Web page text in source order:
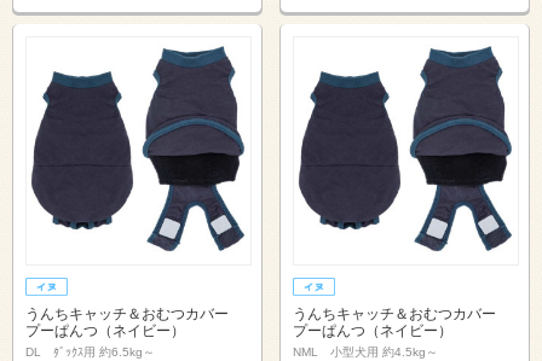
うんちキャッチ＆おむつカバー
プーぱんつ（ネイビー）
DL ﾀﾞｯｸｽ用 約6.5kg～
うんちキャッチ＆おむつカバー
プーぱんつ（ネイビー）
NML 小型犬用 約4.5kg～